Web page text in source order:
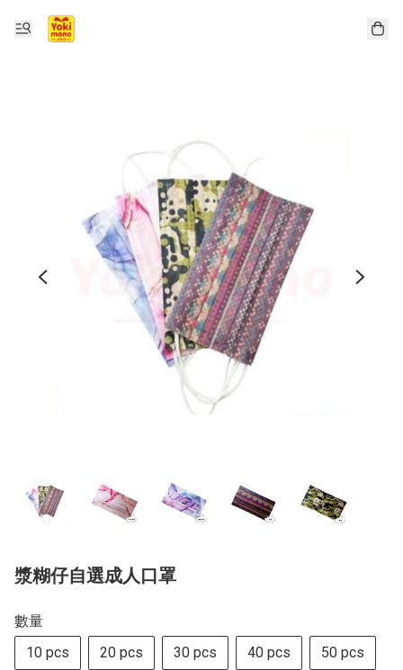
漿糊仔自選成人口罩
數量
10 pcs
20 pcs 30 pcs 40 pcs 50 pcs